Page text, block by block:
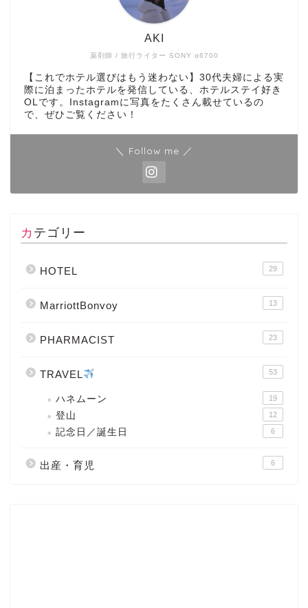
薬剤師 / 旅行ライター SONY α6700
AKI
【これでホテル選びはもう迷わない】30代夫婦による実
際に泊まったホテルを発信している、ホテルステイ好き
OLです。Instagramに写真をたくさん載せているの
で、ぜひご覧ください！
＼ Follow me ／
カテゴリー
HOTEL 29
MarriottBonvoy 13
PHARMACIST 23
TRAVEL 53
ハネムーン 19
登山 12
記念日／誕生日 6
出産・育児 6